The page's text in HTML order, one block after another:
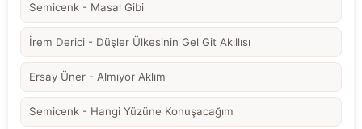
Semicenk - Masal Gibi
İrem Derici - Düşler Ülkesinin Gel Git Akıllısı
Ersay Üner - Almıyor Aklım
Semicenk - Hangi Yüzüne Konuşacağım